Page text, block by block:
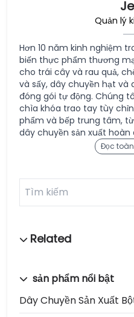
Quản lý
Hơn 10 năm kinh nghiệm
biến thực phẩm thương
cho trái cây và rau quả,
và sấy, dây chuyền hạt và
đóng gói tự động. Chúng
chìa khóa trao tay tùy
phẩm và bếp trung tâm,
dây chuyền sản xuất hoàn
Đọc
sản phẩm nổi bật
Dây Chuyền Sản Xuất